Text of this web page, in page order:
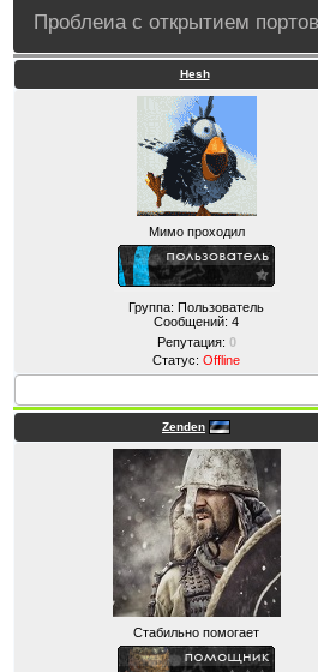
Проблеиа с открытием портов
Hesh
Мимо проходил
Группа: Пользователь
Сообщений: 4
Репутация: 0
Статус: Offline
Zenden
Стабильно помогает